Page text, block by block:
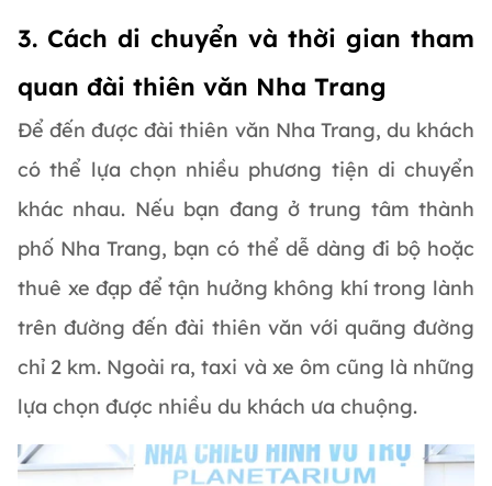
3. Cách di chuyển và thời gian tham
quan đài thiên văn Nha Trang
Để đến được đài thiên văn Nha Trang, du khách
có thể lựa chọn nhiều phương tiện di chuyển
khác nhau. Nếu bạn đang ở trung tâm thành
phố Nha Trang, bạn có thể dễ dàng đi bộ hoặc
thuê xe đạp để tận hưởng không khí trong lành
trên đường đến đài thiên văn với quãng đường
chỉ 2 km. Ngoài ra, taxi và xe ôm cũng là những
lựa chọn được nhiều du khách ưa chuộng.